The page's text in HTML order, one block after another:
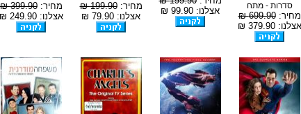
סדרות - מתח
מחיר:699.90 ₪
אצלנו: 379.90 ₪
אצלנו: 99.90 ₪
מחיר:199.90 ₪
אצלנו: 79.90 ₪
מחיר:399.90 ₪
אצלנו: 249.90 ₪